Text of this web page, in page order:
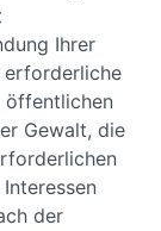
Ihrer
erforderliche
öffentlichen
Gewalt, die
der